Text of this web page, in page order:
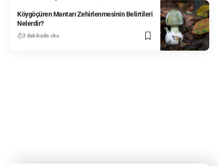
Köygöçüren Mantarı Zehirlenmesinin Belirtileri
Nelerdir?
3 dakikada oku